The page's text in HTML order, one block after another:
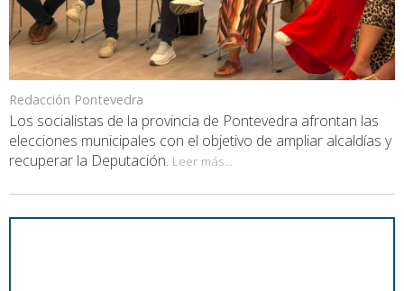
Redacción Pontevedra
Los socialistas de la provincia de Pontevedra afrontan las
elecciones municipales con el objetivo de ampliar alcaldías y
recuperar la Deputación. Leer más...